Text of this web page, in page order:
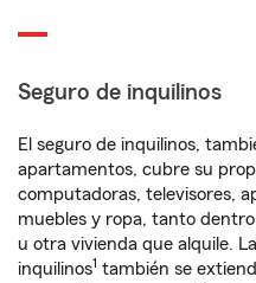
Seguro de inquilinos
El seguro de inquilinos,
apartamentos, cubre su
computadoras, televisores,
muebles y ropa, tanto
u otra vivienda que alquile.
inquilinos1 también se